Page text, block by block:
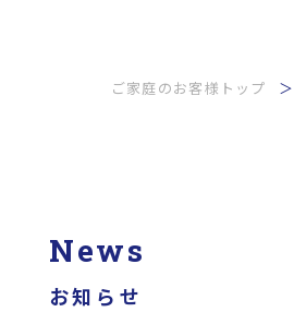
ご家庭のお客様トップ
News
お知らせ